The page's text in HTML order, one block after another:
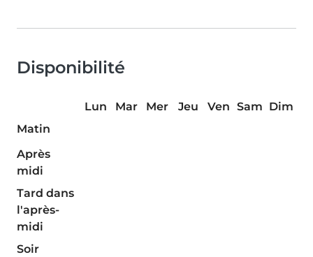
Disponibilité
Lun Mar Mer Jeu Ven Sam Dim
Matin
Après
midi
Tard dans
l'après-
midi
Soir